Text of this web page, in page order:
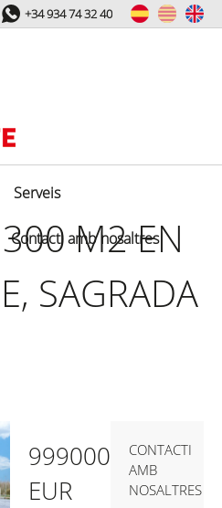
M2 EN
SAGRADA
999000
EUR
CONTACTI
AMB
NOSALTRES
+34 934 74 32 40
Serveis
Contacti amb nosaltres